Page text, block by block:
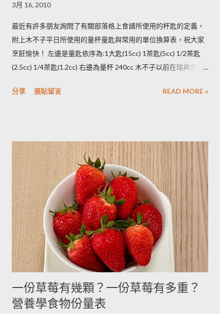
淨蒸熟，接著再依據料理需求切塊或壓泥分裝，送入冷凍庫冷
凍。必須注意的是，在馬鈴薯冷凍的過程，水分會與澱粉脫離，
所以解凍馬鈴薯塊時馬鈴薯會出水，不同的馬鈴薯品種，出水程
度不同，可依料理需求選擇；冷凍庫的幸福生活提案一書提到：
將馬鈴薯壓成泥，可以改善馬鈴薯解凍後水水軟軟的狀態。木不
被附近的馬鈴薯泥吸收。 2014/12/12補充from Patty： 1.新鮮現
落擺放三個月。...
3月 16, 2010
最近有許多朋友詢問了有關部落格上食譜所使用的杯匙的定義，
附上木不子平日所使用的量杯量匙與常用的單位換算表，祝大家
烹飪愉快！ 左邊是量匙依序為:1大匙(15cc) 1茶匙(5cc) 1/2茶匙
(2.5cc) 1/4茶匙(1.2cc) 右邊為量杯 240cc 木不子以前在瑞典念書
用材料容量重量換算表 名稱 1 小匙 (1t) 1 大匙(1T) 1 杯(1cup)
3.9g --------- --------- 可可粉 2g 6g 80g 乾酵母 3.3g 10g --------- 吉
利丁粉 3.3g 10g 細鹽 4.3g 13g ---------- 細砂糖 4g 13g 170g 粗砂
糖 4g 13g 170g 糖粉 2g 6g 100g 蜂蜜 7g 22g 290g 沙拉油 4g
14g 190g 鮮奶油 5g 15g 200g 奶油 4.5g 14g 205g 酥油 4g 13g
180g 牛奶 6g 17g 210g 煉乳 6g 17.5g 240g 優格 5g 15g 210g 清
水 5g 15g 200g 可可粉 2g 6g 80g 即溶咖啡 2g 6g 70g 葡萄乾 ----
- ------- 170g 引用自 Mami的魔法廚房 ...
分享 張貼留言 READ MORE »
一份草莓有幾顆？一份草莓有多重？
營養學食物份量表